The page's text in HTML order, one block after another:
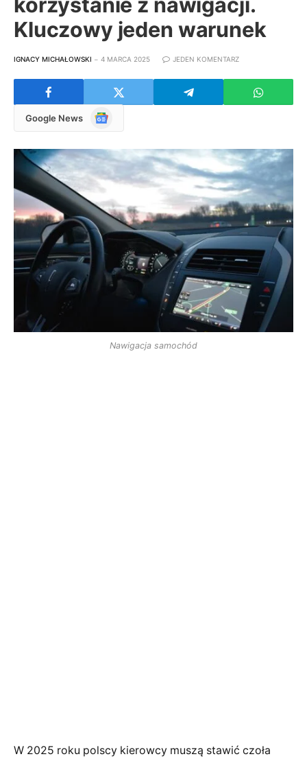
korzystanie z nawigacji.
Kluczowy jeden warunek
IGNACY MICHAŁOWSKI 4 MARCA 2025 JEDEN KOMENTARZ
Google News
Google
Nawigacja samochód
W 2025 roku polscy kierowcy muszą stawić czoła